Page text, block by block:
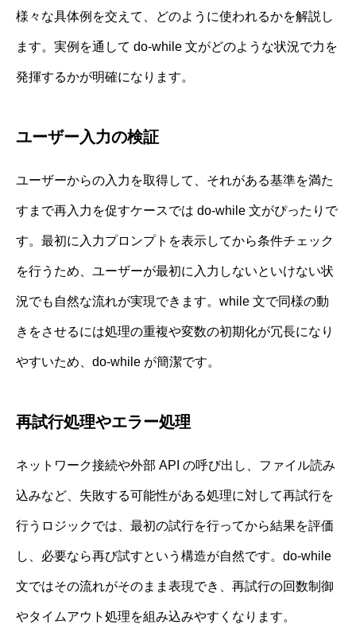
様々な具体例を交えて、どのように使われるかを解説し
ます。実例を通して do-while 文がどのような状況で力を
発揮するかが明確になります。
ユーザー入力の検証
ユーザーからの入力を取得して、それがある基準を満た
すまで再入力を促すケースでは do-while 文がぴったりで
す。最初に入力プロンプトを表示してから条件チェック
を行うため、ユーザーが最初に入力しないといけない状
況でも自然な流れが実現できます。while 文で同様の動
きをさせるには処理の重複や変数の初期化が冗長になり
やすいため、do-while が簡潔です。
再試行処理やエラー処理
ネットワーク接続や外部 API の呼び出し、ファイル読み
込みなど、失敗する可能性がある処理に対して再試行を
行うロジックでは、最初の試行を行ってから結果を評価
し、必要なら再び試すという構造が自然です。do-while
文ではその流れがそのまま表現でき、再試行の回数制御
やタイムアウト処理を組み込みやすくなります。